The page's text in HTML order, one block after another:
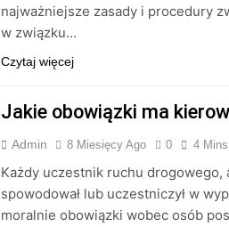
najważniejsze zasady i procedury
w związku…
Czytaj więcej
Jakie obowiązki ma
Admin 8 Miesięcy Ago 0 4 Mins
Każdy uczestnik ruchu
spowodował lub uczestniczył w
moralnie obowiązki wobec osób